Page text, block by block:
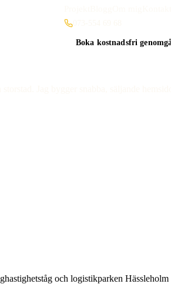
073-554 69 68
Boka kostnadsfri
och logistikparken